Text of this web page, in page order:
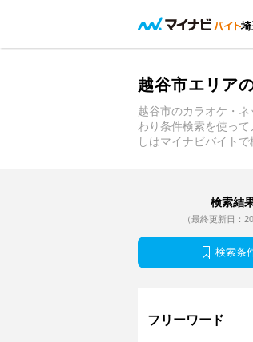
越谷市エリア
越谷市のカラオケ・
わり条件検索を使っ
しはマイナビバイトで
検索結
（最終更新日：
検索条
フリーワード